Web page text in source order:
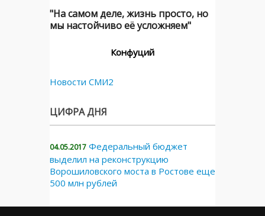
"На самом деле, жизнь просто, но
мы настойчиво её усложняем"
Конфуций
Новости СМИ2
ЦИФРА ДНЯ
04.05.2017 Федеральный бюджет
выделил на реконструкцию
Ворошиловского моста в Ростове еще
500 млн рублей